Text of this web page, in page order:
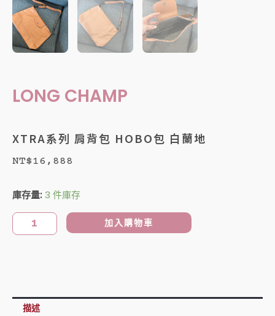
LONG CHAMP
XTRA系列 肩背包 HOBO包 白蘭地
NT$16,888
庫存量: 3 件庫存
系
列
肩
包
加入購物車
描述